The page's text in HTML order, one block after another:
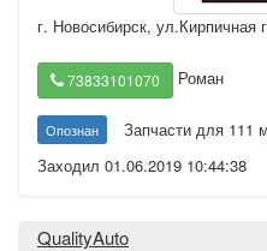
г. Новосибирск, ул.Кирпичная
73833101070 Роман
Опознан Запчасти для 111
Заходил 01.06.2019 10:44:38
QualityAuto